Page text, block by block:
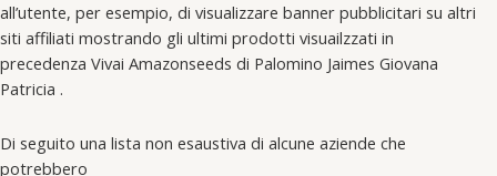
all’utente, per esempio, di visualizzare banner pubblicitari su altri
siti affiliati mostrando gli ultimi prodotti visuailzzati in
precedenza Vivai Amazonseeds di Palomino Jaimes Giovana
Patricia .
Di seguito una lista non esaustiva di alcune aziende che
potrebbero